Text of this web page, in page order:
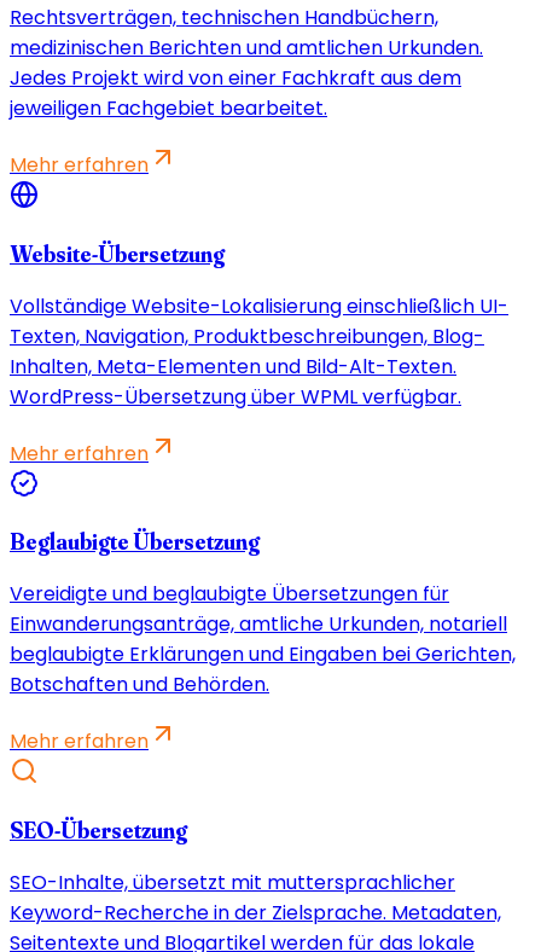
Rechtsverträgen, technischen Handbüchern,
medizinischen Berichten und amtlichen Urkunden.
Jedes Projekt wird von einer Fachkraft aus dem
jeweiligen Fachgebiet bearbeitet.
Mehr erfahren
Website-Übersetzung
Vollständige Website-Lokalisierung einschließlich UI-
Texten, Navigation, Produktbeschreibungen, Blog-
Inhalten, Meta-Elementen und Bild-Alt-Texten.
WordPress-Übersetzung über WPML verfügbar.
Mehr erfahren
Beglaubigte Übersetzung
Vereidigte und beglaubigte Übersetzungen für
Einwanderungsanträge, amtliche Urkunden, notariell
beglaubigte Erklärungen und Eingaben bei Gerichten,
Botschaften und Behörden.
Mehr erfahren
SEO-Übersetzung
SEO-Inhalte, übersetzt mit muttersprachlicher
Keyword-Recherche in der Zielsprache. Metadaten,
Seitentexte und Blogartikel werden für das lokale